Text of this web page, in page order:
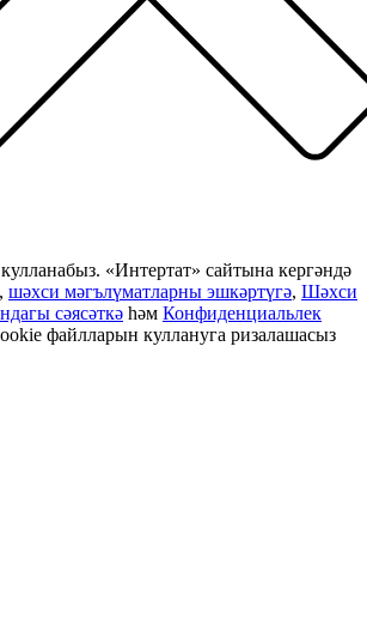
«Интертат» сайтына кергәндә
шәхси мәгълүматларны эшкәртүгә, Шәхси
сәясәткә һәм Конфиденциальлек
файлларын куллануга ризалашасыз